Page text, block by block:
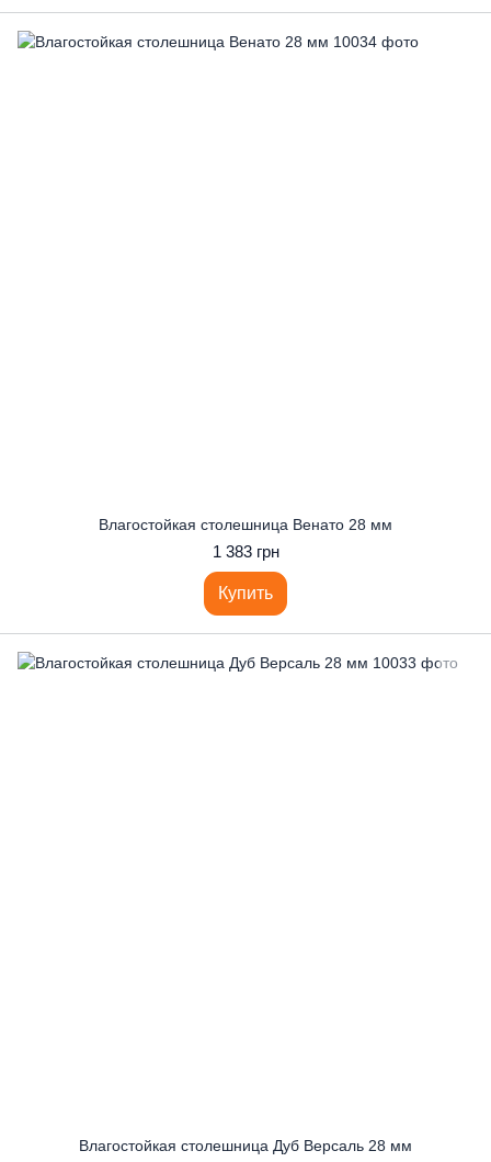
Влагостойкая столешница Венато 28 мм
1 383 грн
Купить
Влагостойкая столешница Дуб Версаль 28 мм